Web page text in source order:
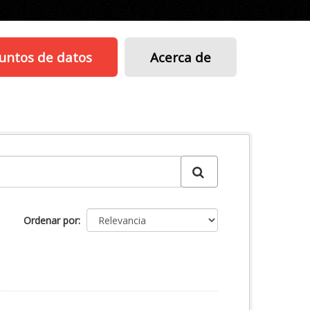
de datos Acerca de
Ordenar por